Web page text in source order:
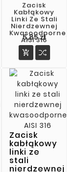
Zacisk
Kabłąkowy
Linki Ze Stali
Nierdzewnej
Kwasoodpornej
AISI 316
5,85 złCena

Zacisk
kabłąkowy
linki ze
stali
nierdzewnej